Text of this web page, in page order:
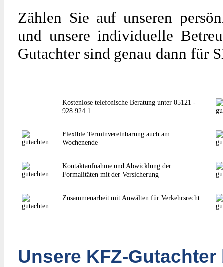
Zählen Sie auf unseren
und unsere individuelle
Gutachter sind genau dann für
Kostenlose telefonische Beratung unter 05121 -
928 924 1
Flexible Terminvereinbarung auch am
Wochenende
Kontaktaufnahme und Abwicklung der
Formalitäten mit der Versicherung
Zusammenarbeit mit Anwälten für Verkehrsrecht
Unsere KFZ-